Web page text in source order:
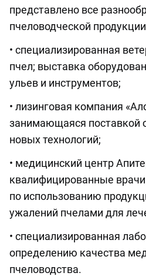
представлено все
пчеловодческой
• специализированная
пчел; выставка
ульев и инструментов;
• лизинговая компания
занимающаяся поставкой
новых технологий;
• медицинский центр
квалифицированные
по использованию
ужалений пчелами для
• специализированная
определению качества
пчеловодства.